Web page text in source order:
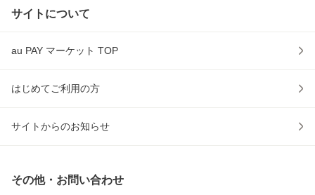
サイトについて
au PAY マーケット TOP
はじめてご利用の方
サイトからのお知らせ
その他・お問い合わせ